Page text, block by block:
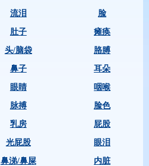
流泪 脸
肚子 瘫痪
头/脑袋 胳膊
鼻子 耳朵
眼睛 咽喉
脉搏 脸色
乳房 屁股
光屁股 眼泪
鼻涕/鼻屎 内脏